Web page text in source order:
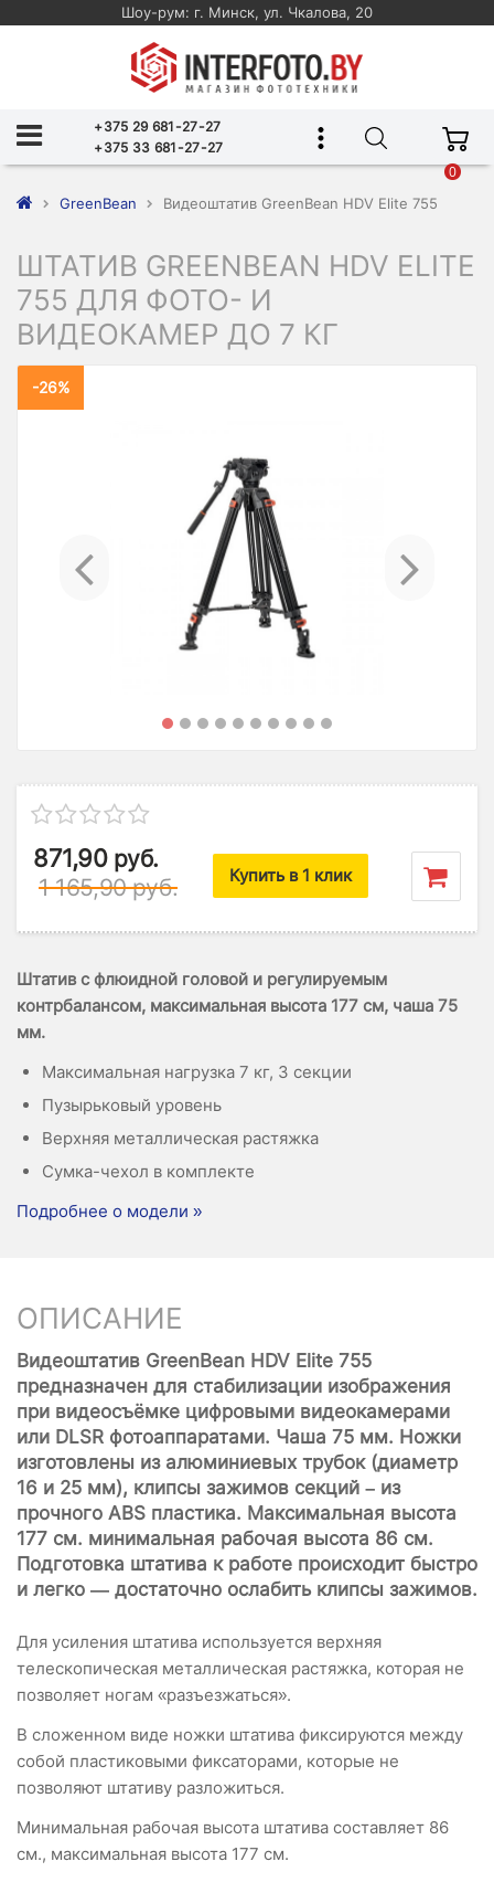
Шоу-рум: г. Минск, ул. Чкалова, 20
+375 29 681-27-27
+375 33 681-27-27
0
GreenBean Видеоштатив GreenBean HDV Elite 755
ШТАТИВ GREENBEAN HDV ELITE
755 ДЛЯ ФОТО- И
ВИДЕОКАМЕР ДО 7 КГ
-26%
Previous
871,90 руб.
1 165,90 руб. Купить в 1 клик
Штатив с флюидной головой и регулируемым
контрбалансом, максимальная высота 177 см, чаша 75
мм.
Максимальная нагрузка 7 кг, 3 секции
Пузырьковый уровень
Верхняя металлическая растяжка
Сумка-чехол в комплекте
Подробнее о модели »
ОПИСАНИЕ
Видеоштатив GreenBean HDV Elite 755
предназначен для стабилизации изображения
при видеосъёмке цифровыми видеокамерами
или DLSR фотоаппаратами. Чаша 75 мм. Ножки
изготовлены из алюминиевых трубок (диаметр
16 и 25 мм), клипсы зажимов секций – из
прочного ABS пластика. Максимальная высота
177 см. минимальная рабочая высота 86 см.
Подготовка штатива к работе происходит быстро
и легко — достаточно ослабить клипсы зажимов.
Для усиления штатива используется верхняя
телескопическая металлическая растяжка, которая не
позволяет ногам «разъезжаться».
В сложенном виде ножки штатива фиксируются между
собой пластиковыми фиксаторами, которые не
позволяют штативу разложиться.
Минимальная рабочая высота штатива составляет 86
см., максимальная высота 177 см.